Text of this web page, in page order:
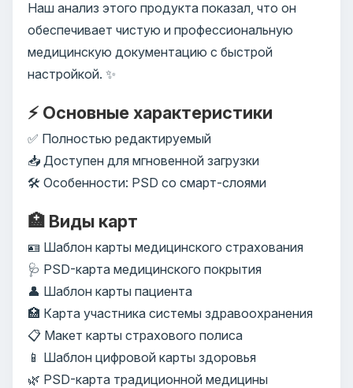
Наш анализ этого продукта показал, что он
обеспечивает чистую и профессиональную
медицинскую документацию с быстрой
настройкой. ✨
⚡ Основные характеристики
✅ Полностью редактируемый
📥 Доступен для мгновенной загрузки
🛠️ Особенности: PSD со смарт-слоями
🏥 Виды карт
🪪 Шаблон карты медицинского страхования
🩺 PSD-карта медицинского покрытия
👤 Шаблон карты пациента
🏥 Карта участника системы здравоохранения
📋 Макет карты страхового полиса
📱 Шаблон цифровой карты здоровья
🌿 PSD-карта традиционной медицины